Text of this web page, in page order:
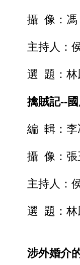
攝 像：馮
主持人：
選 題：林
擒賊記--
編 輯：李
攝 像：張
主持人：
選 題：林
涉外婚介